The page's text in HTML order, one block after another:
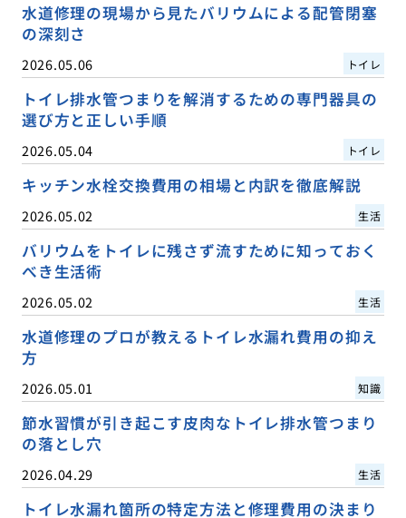
水道修理の現場から見たバリウムによる配管閉塞
の深刻さ
2026.05.06 トイレ
トイレ排水管つまりを解消するための専門器具の
選び方と正しい手順
2026.05.04 トイレ
キッチン水栓交換費用の相場と内訳を徹底解説
2026.05.02 生活
バリウムをトイレに残さず流すために知っておく
べき生活術
2026.05.02 生活
水道修理のプロが教えるトイレ水漏れ費用の抑え
方
2026.05.01 知識
節水習慣が引き起こす皮肉なトイレ排水管つまり
の落とし穴
2026.04.29 生活
トイレ水漏れ箇所の特定方法と修理費用の決まり